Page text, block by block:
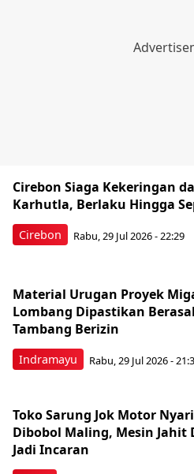
Cirebon
Cirebon Siaga Kekeringan
Karhutla, Berlaku Hingga
Rabu, 29 Jul 2026 - 22:29
Indramayu
Material Urugan Proyek
Lombang Dipastikan
Tambang Berizin
Rabu, 29 Jul 2026 -
Toko Sarung Jok Motor
Dibobol Maling, Mesin Jahit
Jadi Incaran